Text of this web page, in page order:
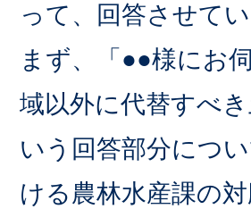
って、回答させて
まず、「●●様にお
域以外に代替すべ
いう回答部分につ
ける農林水産課の